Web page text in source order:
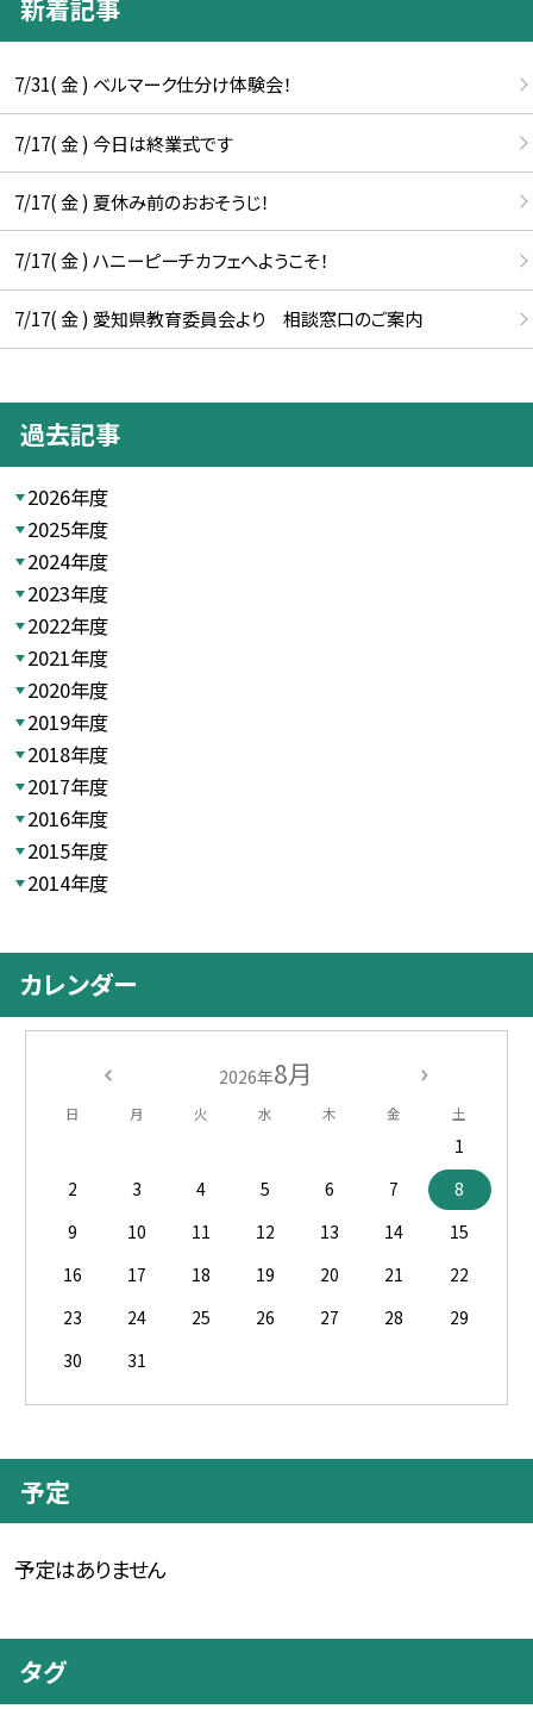
新着記事
7/31( 金 ) ベルマーク仕分け体験会！
7/17( 金 ) 今日は終業式です
7/17( 金 ) 夏休み前のおおそうじ！
7/17( 金 ) ハニーピーチカフェへようこそ！
7/17( 金 ) 愛知県教育委員会より 相談窓口のご案内
過去記事
2026年度
2025年度
2024年度
2023年度
2022年度
2021年度
2020年度
2019年度
2018年度
2017年度
2016年度
2015年度
2014年度
カレンダー
2026年8月
日 月 火 水 木 金 土
1
2
3 4 5 6 7
8
9
10 11 12 13 14
15
16
17 18 19 20 21
22
23
24 25 26 27 28
29
30
31
予定
予定はありません
タグ